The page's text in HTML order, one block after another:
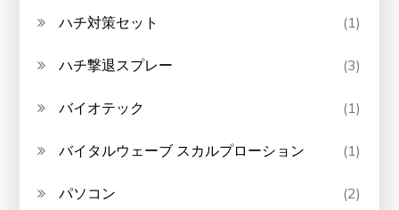
ハチ対策セット (1)
ハチ撃退スプレー (3)
バイオテック (1)
バイタルウェーブ スカルプローション (1)
パソコン (2)